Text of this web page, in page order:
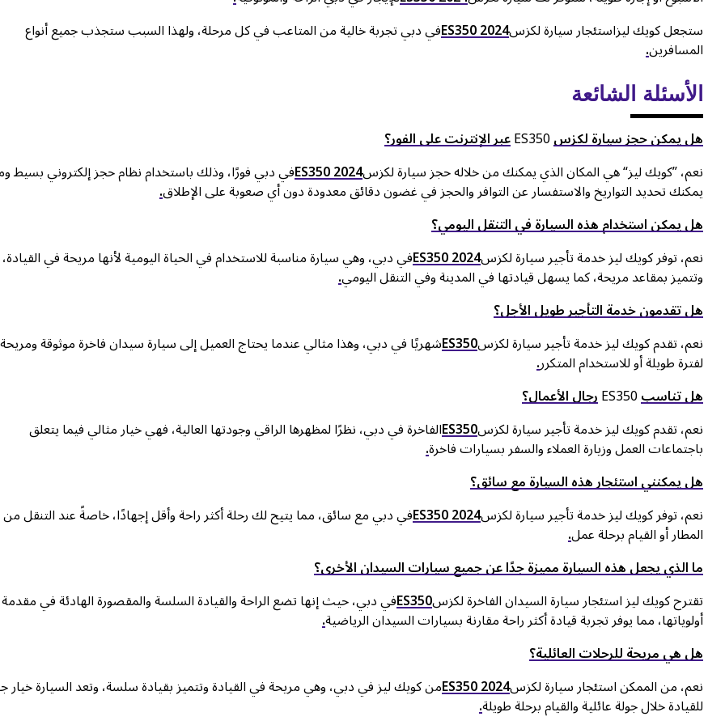
ستجعل كويك ليزاستئجار سيارة لكزسES350 2024في دبي تجربة خالية من المتاعب في كل مرحلة، ولهذا السبب ستجذب جميع أنواع
المسافرين.
الأسئلة الشائعة
هل يمكن حجز سيارة لكزسES350
عبر الإنترنت على الفور؟
نعم، ”كويك ليز“ هي المكان الذي يمكنك من خلاله حجز سيارة لكزسES350 2024في دبي فورًا، وذلك باستخدام نظام حجز إلكتروني بسيط
يمكنك تحديد التواريخ والاستفسار عن التوافر والحجز في غضون دقائق معدودة دون أي صعوبة على الإطلاق.
هل يمكن استخدام هذه السيارة في التنقل اليومي؟
نعم، توفر كويك ليز خدمة تأجير سيارة لكزسES350 2024في دبي، وهي سيارة مناسبة للاستخدام في الحياة اليومية لأنها مريحة في القيادة،
وتتميز بمقاعد مريحة، كما يسهل قيادتها في المدينة وفي التنقل اليومي.
هل تقدمون خدمة التأجير طويل الأجل؟
نعم، تقدم كويك ليز خدمة تأجير سيارة لكزسES350شهريًا في دبي، وهذا مثالي عندما يحتاج العميل إلى سيارة سيدان فاخرة موثوقة ومريحة
لفترة طويلة أو للاستخدام المتكرر.
هل تناسبES350
رجال الأعمال؟
نعم، تقدم كويك ليز خدمة تأجير سيارة لكزسES350الفاخرة في دبي، نظرًا لمظهرها الراقي وجودتها العالية، فهي خيار مثالي فيما يتعلق
باجتماعات العمل وزيارة العملاء والسفر بسيارات فاخرة.
هل يمكنني استئجار هذه السيارة مع سائق؟
نعم، توفر كويك ليز خدمة تأجير سيارة لكزسES350 2024في دبي مع سائق، مما يتيح لك رحلة أكثر راحة وأقل إجهادًا، خاصةً عند التنقل
المطار أو القيام برحلة عمل.
ما الذي يجعل هذه السيارة مميزة جدًا عن جميع سيارات السيدان الأخرى؟
تقترح كويك ليز استئجار سيارة السيدان الفاخرة لكزسES350في دبي، حيث إنها تضع الراحة والقيادة السلسة والمقصورة الهادئة في مقدمة
أولوياتها، مما يوفر تجربة قيادة أكثر راحة مقارنة بسيارات السيدان الرياضية.
هل هي مريحة للرحلات العائلية؟
نعم، من الممكن استئجار سيارة لكزسES350 2024من كويك ليز في دبي، وهي مريحة في القيادة وتتميز بقيادة سلسة، وتعد السيارة خيار
للقيادة خلال جولة عائلية والقيام برحلة طويلة.